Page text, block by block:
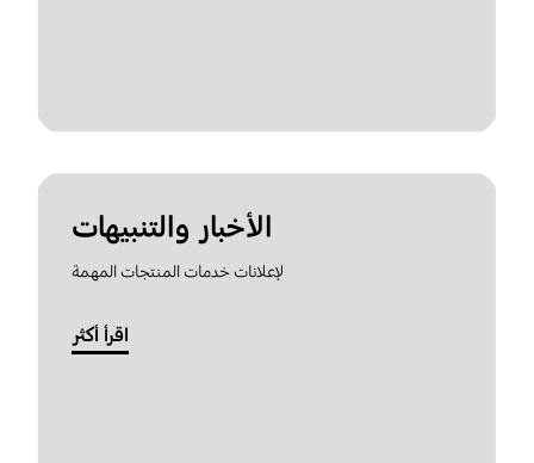
الأخبار والتنبيهات
لإعلانات خدمات المنتجات المهمة
اقرأ أكثر